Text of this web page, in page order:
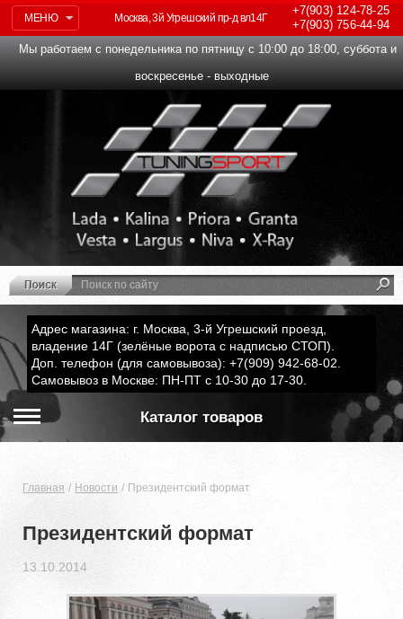
МЕНЮ
+7(903)124-78-25
+7(903)756-44-94
Москва, 3й Угрешский пр-д вл14Г
Мы работаем с понедельника по пятницу с 10:00 до 18:00, суббота и
воскресенье - выходные
Адрес магазина: г. Москва, 3-й Угрешский проезд,
владение 14Г (зелёные ворота с надписью СТОП).
Доп. телефон (для самовывоза): +7(909) 942-68-02.
Самовывоз в Москве: ПН-ПТ с 10-30 до 17-30.
Каталог товаров
Главная Новости Президентский формат
Президентский формат
13.10.2014